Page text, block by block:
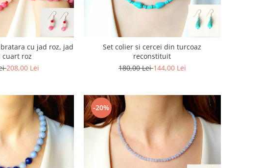
cu jad roz, jad
cuart roz
208,00 Lei
Set colier si cercei din turcoaz
reconstituit
180,00 Lei144,00 Lei
-20%